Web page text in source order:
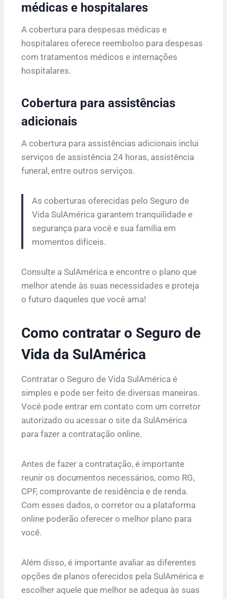
médicas e hospitalares
A cobertura para despesas médicas e
hospitalares oferece reembolso para despesas
com tratamentos médicos e internações
hospitalares.
Cobertura para assistências
adicionais
A cobertura para assistências adicionais inclui
serviços de assistência 24 horas, assistência
funeral, entre outros serviços.
As coberturas oferecidas pelo Seguro de
Vida SulAmérica garantem tranquilidade e
segurança para você e sua família em
momentos difíceis.
Consulte a SulAmérica e encontre o plano que
melhor atende às suas necessidades e proteja
o futuro daqueles que você ama!
Como contratar o Seguro de
Vida da SulAmérica
Contratar o Seguro de Vida SulAmérica é
simples e pode ser feito de diversas maneiras.
Você pode entrar em contato com um corretor
autorizado ou acessar o site da SulAmérica
para fazer a contratação online.
Antes de fazer a contratação, é importante
reunir os documentos necessários, como RG,
CPF, comprovante de residência e de renda.
Com esses dados, o corretor ou a plataforma
online poderão oferecer o melhor plano para
você.
Além disso, é importante avaliar as diferentes
opções de planos oferecidos pela SulAmérica e
escolher aquele que melhor se adequa às suas